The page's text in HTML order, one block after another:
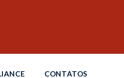
CONTATOS